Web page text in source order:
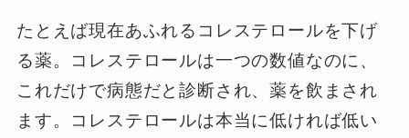
たとえば現在あふれるコレステロールを下げ
る薬。コレステロールは一つの数値なのに、
これだけで病態だと診断され、薬を飲まされ
ます。コレステロールは本当に低ければ低い